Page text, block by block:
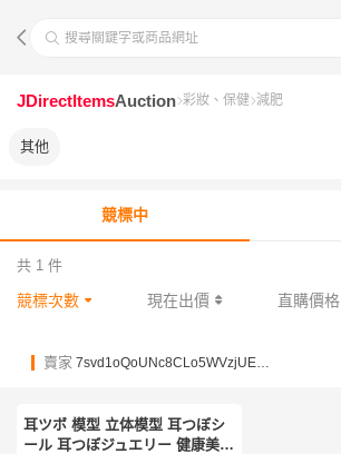
搜尋關鍵字或商品網址
JDirectItemsAuction 彩妝、保健 減肥
其他
競標中
共 1 件
競標次數 現在出價 直購價格
賣家 7svd1oQoUNc8CLo5WVzjUEDP5SY2z
耳ツボ 模型 立体模型 耳つぼシ
ール 耳つぼジュエリー 健康美